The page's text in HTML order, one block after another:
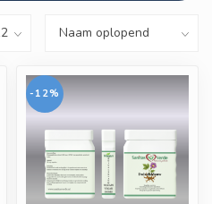
-12%